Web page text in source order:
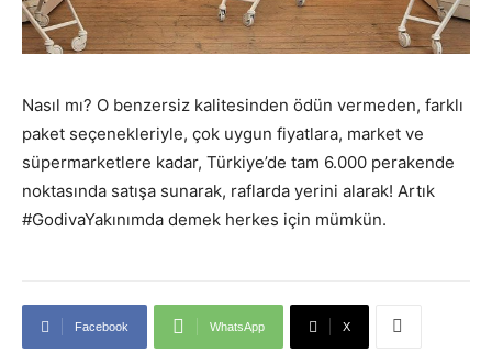
Nasıl mı? O benzersiz kalitesinden ödün vermeden, farklı
paket seçenekleriyle, çok uygun fiyatlara, market ve
süpermarketlere kadar, Türkiye’de tam 6.000 perakende
noktasında satışa sunarak, raflarda yerini alarak! Artık
#GodivaYakınımda demek herkes için mümkün.
Facebook WhatsApp X